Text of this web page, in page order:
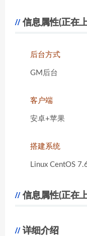
信息属性(正在
后台方式
GM后台
客户端
安卓+苹果
搭建系统
Linux CentOS
信息属性(正在
详细介绍